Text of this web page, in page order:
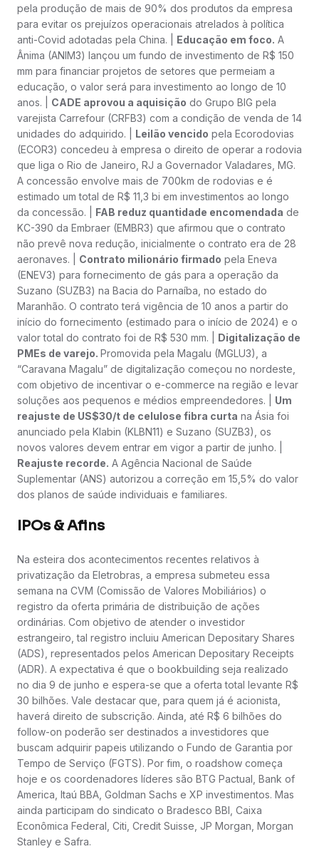
pela produção de mais de 90% dos produtos da empresa
para evitar os prejuízos operacionais atrelados à política
anti-Covid adotadas pela China. | Educação em foco. A
Ânima (ANIM3) lançou um fundo de investimento de R$ 150
mm para financiar projetos de setores que permeiam a
educação, o valor será para investimento ao longo de 10
anos. | CADE aprovou a aquisição do Grupo BIG pela
varejista Carrefour (CRFB3) com a condição de venda de 14
unidades do adquirido. | Leilão vencido pela Ecorodovias
(ECOR3) concedeu à empresa o direito de operar a rodovia
que liga o Rio de Janeiro, RJ a Governador Valadares, MG.
A concessão envolve mais de 700km de rodovias e é
estimado um total de R$ 11,3 bi em investimentos ao longo
da concessão. | FAB reduz quantidade encomendada de
KC-390 da Embraer (EMBR3) que afirmou que o contrato
não prevê nova redução, inicialmente o contrato era de 28
aeronaves. | Contrato milionário firmado pela Eneva
(ENEV3) para fornecimento de gás para a operação da
Suzano (SUZB3) na Bacia do Parnaíba, no estado do
Maranhão. O contrato terá vigência de 10 anos a partir do
início do fornecimento (estimado para o início de 2024) e o
valor total do contrato foi de R$ 530 mm. | Digitalização de
PMEs de varejo. Promovida pela Magalu (MGLU3), a
“Caravana Magalu” de digitalização começou no nordeste,
com objetivo de incentivar o e-commerce na região e levar
soluções aos pequenos e médios empreendedores. | Um
reajuste de US$30/t de celulose fibra curta na Ásia foi
anunciado pela Klabin (KLBN11) e Suzano (SUZB3), os
novos valores devem entrar em vigor a partir de junho. |
Reajuste recorde. A Agência Nacional de Saúde
Suplementar (ANS) autorizou a correção em 15,5% do valor
dos planos de saúde individuais e familiares.
IPOs & Afins
Na esteira dos acontecimentos recentes relativos à
privatização da Eletrobras, a empresa submeteu essa
semana na CVM (Comissão de Valores Mobiliários) o
registro da oferta primária de distribuição de ações
ordinárias. Com objetivo de atender o investidor
estrangeiro, tal registro incluiu American Depositary Shares
(ADS), representados pelos American Depositary Receipts
(ADR). A expectativa é que o bookbuilding seja realizado
no dia 9 de junho e espera-se que a oferta total levante R$
30 bilhões. Vale destacar que, para quem já é acionista,
haverá direito de subscrição. Ainda, até R$ 6 bilhões do
follow-on poderão ser destinados a investidores que
buscam adquirir papeis utilizando o Fundo de Garantia por
Tempo de Serviço (FGTS). Por fim, o roadshow começa
hoje e os coordenadores líderes são BTG Pactual, Bank of
America, Itaú BBA, Goldman Sachs e XP investimentos. Mas
ainda participam do sindicato o Bradesco BBI, Caixa
Econômica Federal, Citi, Credit Suisse, JP Morgan, Morgan
Stanley e Safra.